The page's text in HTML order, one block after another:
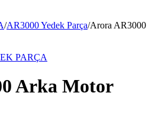
/AR3000 Yedek Parça/Arora AR3000
PARÇA
Arka Motor